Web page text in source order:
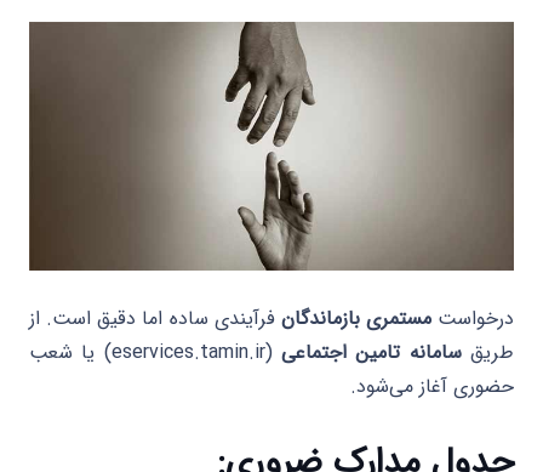
درخواستمستمری بازماندگان فرآیندی ساده اما دقیق است. از
طریقسامانه تامین اجتماعی
(eservices.tamin.ir) یا شعب
حضوری آغاز می‌شود.